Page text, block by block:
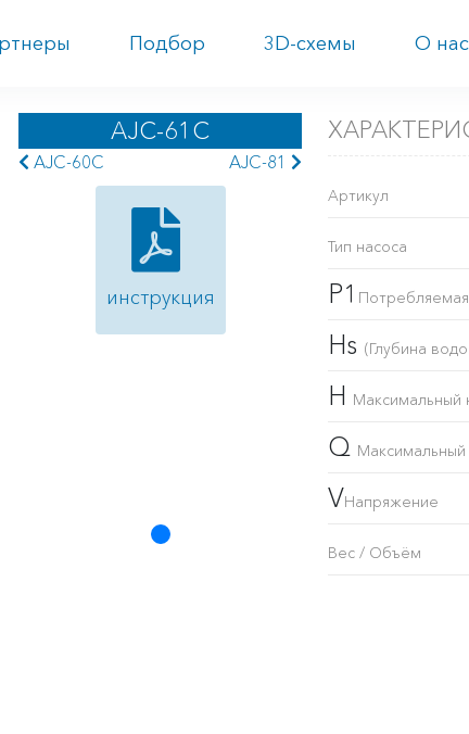
Подбор 3D-схемы О нас
AJC-61C
AJC-60С AJC-81
инструкция
Артикул
Тип насоса
P1
Hs (Глубина
H Максимальный
Q Максимальный
VНапряжение
Вес / Объём